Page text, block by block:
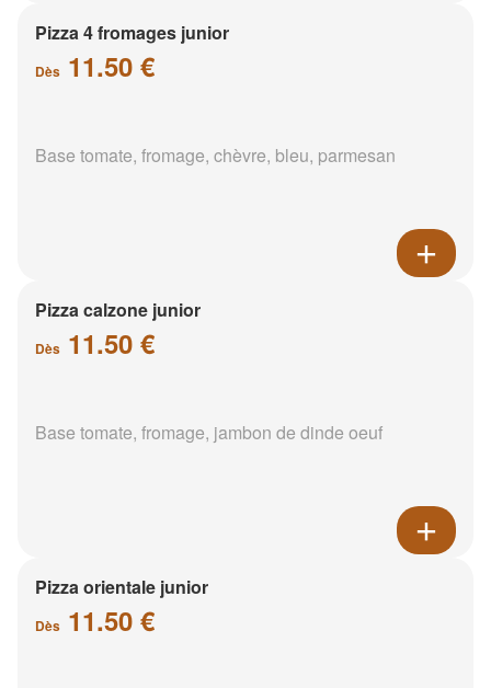
Pizza 4 fromages junior
Dès 11.50 €
Base tomate, fromage, chèvre, bleu, parmesan
Pizza calzone junior
Dès 11.50 €
Base tomate, fromage, jambon de dinde oeuf
Pizza orientale junior
Dès 11.50 €